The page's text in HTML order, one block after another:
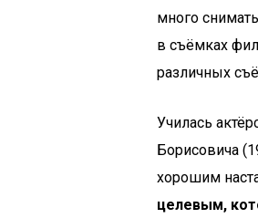
много
в съёмках
различных
Училась
Борисовича
хорошим
целевым,